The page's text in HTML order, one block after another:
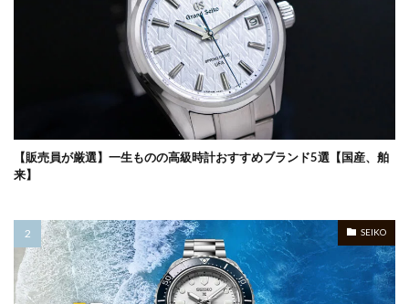
【販売員が厳選】一生ものの高級時計おすすめブランド5選【国産、舶
来】
SEIKO